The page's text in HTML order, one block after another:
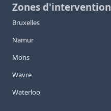
Zones d'intervention
Bruxelles
Namur
Mons
Wavre
Waterloo